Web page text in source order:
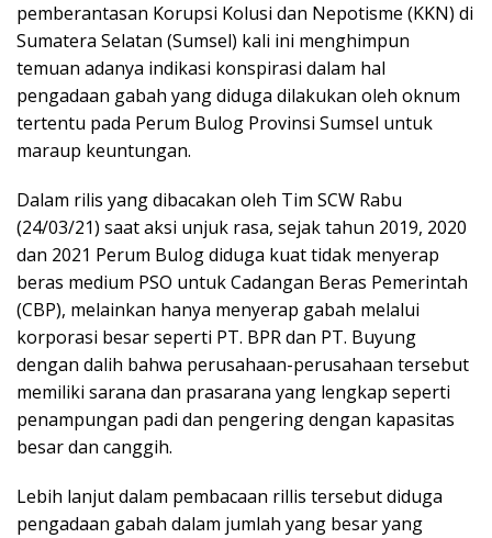
pemberantasan Korupsi Kolusi dan Nepotisme (KKN) di
Sumatera Selatan (Sumsel) kali ini menghimpun
temuan adanya indikasi konspirasi dalam hal
pengadaan gabah yang diduga dilakukan oleh oknum
tertentu pada Perum Bulog Provinsi Sumsel untuk
maraup keuntungan.
Dalam rilis yang dibacakan oleh Tim SCW Rabu
(24/03/21) saat aksi unjuk rasa, sejak tahun 2019, 2020
dan 2021 Perum Bulog diduga kuat tidak menyerap
beras medium PSO untuk Cadangan Beras Pemerintah
(CBP), melainkan hanya menyerap gabah melalui
korporasi besar seperti PT. BPR dan PT. Buyung
dengan dalih bahwa perusahaan-perusahaan tersebut
memiliki sarana dan prasarana yang lengkap seperti
penampungan padi dan pengering dengan kapasitas
besar dan canggih.
Lebih lanjut dalam pembacaan rillis tersebut diduga
pengadaan gabah dalam jumlah yang besar yang